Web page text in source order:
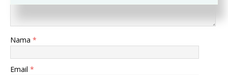
Nama *
Email *